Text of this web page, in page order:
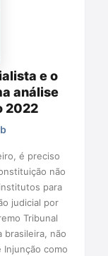
e o
análise
2022
é preciso
não
para
judicial por
Tribunal
brasileira, não
como